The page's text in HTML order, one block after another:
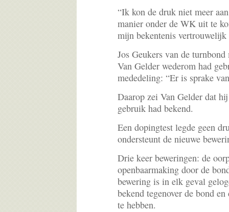
“Ik kon de druk niet meer
manier onder de WK uit te
mijn bekentenis
Jos Geukers van de
Van Gelder wederom had
mededeling: “Er is sprake
Daarop zei Van Gelder dat
gebruik had bekend.
Een dopingtest legde geen
ondersteunt de nieuwe
Drie keer beweringen: de
openbaarmaking door de
bewering is in elk geval
bekend tegenover de bond
te hebben.